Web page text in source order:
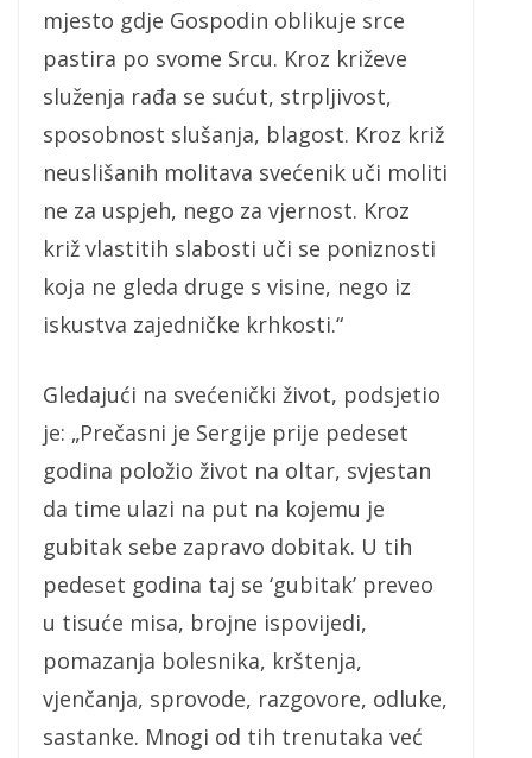
mjesto gdje Gospodin oblikuje srce
pastira po svome Srcu. Kroz križeve
služenja rađa se sućut, strpljivost,
sposobnost slušanja, blagost. Kroz križ
neuslišanih molitava svećenik uči moliti
ne za uspjeh, nego za vjernost. Kroz
križ vlastitih slabosti uči se poniznosti
koja ne gleda druge s visine, nego iz
iskustva zajedničke krhkosti.“
Gledajući na svećenički život, podsjetio
je: „Prečasni je Sergije prije pedeset
godina položio život na oltar, svjestan
da time ulazi na put na kojemu je
gubitak sebe zapravo dobitak. U tih
pedeset godina taj se ‘gubitak’ preveo
u tisuće misa, brojne ispovijedi,
pomazanja bolesnika, krštenja,
vjenčanja, sprovode, razgovore, odluke,
sastanke. Mnogi od tih trenutaka već